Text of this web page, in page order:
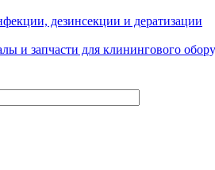
дезинсекции и дератизации
и запчасти для клинингового